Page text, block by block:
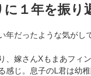
１年を振り
だったような気がし
、嫁さんXもまあフィ
感じ。息子のL君は幼